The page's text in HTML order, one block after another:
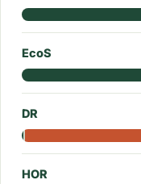
EcoS
DR
HOR